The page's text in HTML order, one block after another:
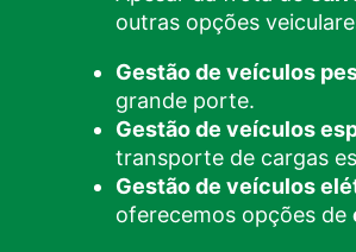
outras opções
Gestão de veículos
grande porte.
Gestão de veículos
transporte de cargas
Gestão de veículos
oferecemos opções de